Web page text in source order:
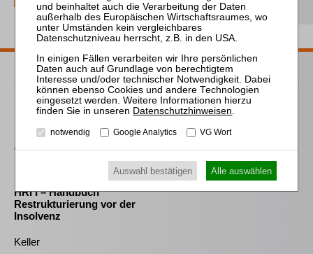
Passende Bücher
Schröder
Eigenkapitalersatzrechts
durch das MoMiG
Kübler † / Bork / Prütting (Hrsg.)
HRI I – Handbuch
Restrukturierung vor der
Insolvenz
Keller
Datenschutzhinweisen
notwendig Google Analytics VG Wort
Auswahl bestätigen Alle auswählen